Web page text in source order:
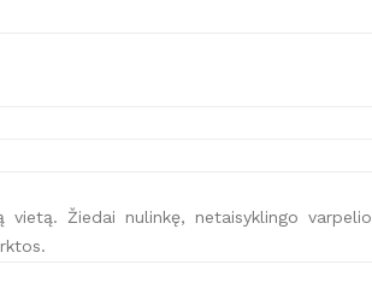
Žiedai nulinkę, netaisyklingo varpelio